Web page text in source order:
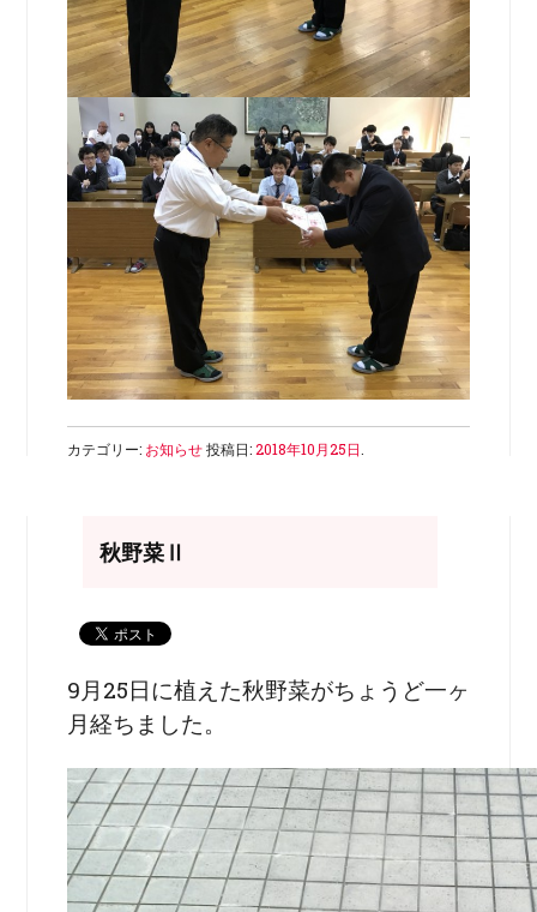
カテゴリー: お知らせ投稿日:2018年10月25日
秋野菜Ⅱ
9月25日に植えた秋野菜がちょうど一ヶ
月経ちました。